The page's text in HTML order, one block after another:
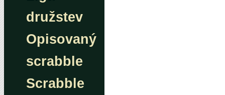
družstev
Opisovaný
scrabble
Scrabble